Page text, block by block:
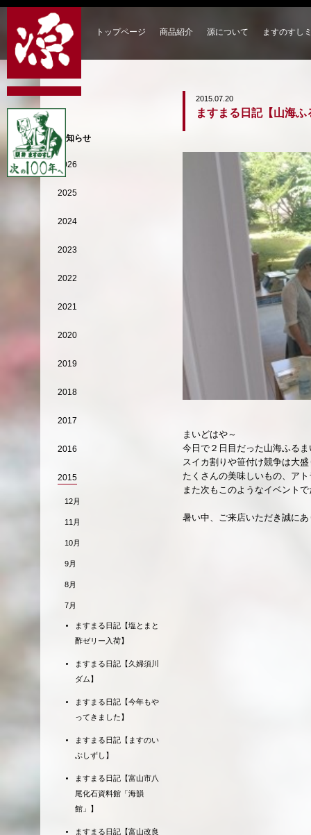
トップページ 商品紹介 源について ますのすし
2015.07.20
ますまる日記【山海
まいどはや～
今日で２日目だった山海ふる
スイカ割りや笹付け競争は大
たくさんの美味しいもの、ア
また次もこのようなイベント
暑い中、ご来店いただき誠に
お知らせ
2026
2025
2024
2023
2022
2021
2020
2019
2018
2017
2016
2015
12月
11月
10月
9月
8月
7月
ますまる日記【塩とまと
酢ゼリー入荷】
ますまる日記【久婦須川
ダム】
ますまる日記【今年もや
ってきました】
ますまる日記【ますのい
ぶしずし】
ますまる日記【富山市八
尾化石資料館「海韻
館」】
ますまる日記【富山改良